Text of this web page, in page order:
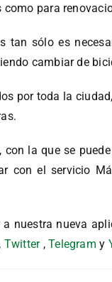
para
tan sólo es
cambiar de
por toda la
la que se
con el servicio
nuestra nueva
Twitter,Telegramy